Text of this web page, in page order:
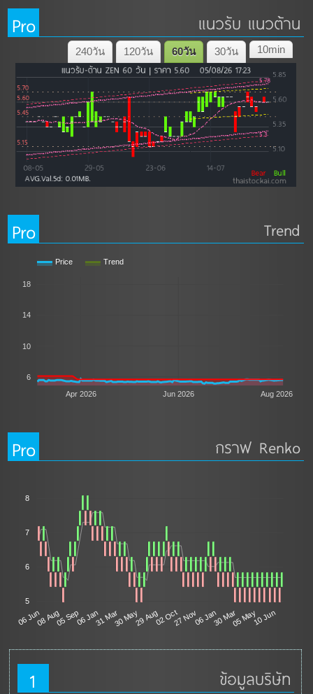
Pro แนวรับ แนวต้าน
10min
30วัน
60วัน
120วัน
240วัน
Pro Trend
Price Trend
Apr 2026 Jun 2026 Aug 2026
6
10
14
18
Pro กราฟ Renko
06 Jun08 Aug05 Sep06 Jan31 Mar30 May29 Aug02 Oct27 Nov06 Jan30 Mar05 May10 Jun
5
6
7
8
1 ข้อมูลบริษัท